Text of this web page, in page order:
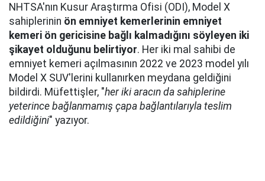
NHTSA'nın Kusur Araştırma Ofisi (ODI), Model X
sahiplerinin ön emniyet kemerlerinin emniyet
kemeri ön gericisine bağlı kalmadığını söyleyen iki
şikayet olduğunu belirtiyor. Her iki mal sahibi de
emniyet kemeri açılmasının 2022 ve 2023 model yılı
Model X SUV'lerini kullanırken meydana geldiğini
bildirdi. Müfettişler, "her iki aracın da sahiplerine
yeterince bağlanmamış çapa bağlantılarıyla teslim
edildiğini" yazıyor.